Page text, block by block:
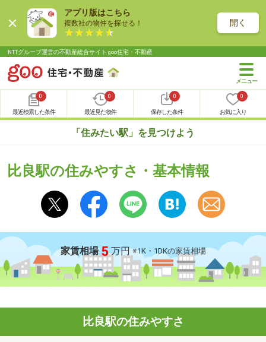
アプリ版はこちら
複数社の物件を探せる！ 開く
NTTグループ運営の不動産総合サイト goo住宅・不動産
0
最近検索した条件
0
最近見た物件
0
保存した条件
0
お気に入り
「住みたい駅」を見つけよう
比良駅の住みやすさ・基本情報
家賃相場 5 万円 ※1K・1DKの家賃相場
比良駅の住みやすさ